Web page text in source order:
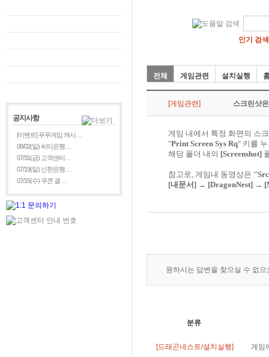
공지사항
[이벤트] 푸푸게임 캐시…
08/02(일) 씨티은행…
07/31(금) 고객센터…
07/19(일) 신한은행…
07/15(수) 쿠콘 결…
인기 검
전체 게임관련 설치실행
[게임관련] 스크린샷
게임 내에서 특정 화면의 스
"Print Screen Sys Rq" 키를
해당 폴더 내의 [Screenshot]
참고로, 게임내 동영상은
[내문서] → [DragonNest] →
원하시는 답변을 찾으실 수 없
분류
[드래곤네스트/설치실행] 게임